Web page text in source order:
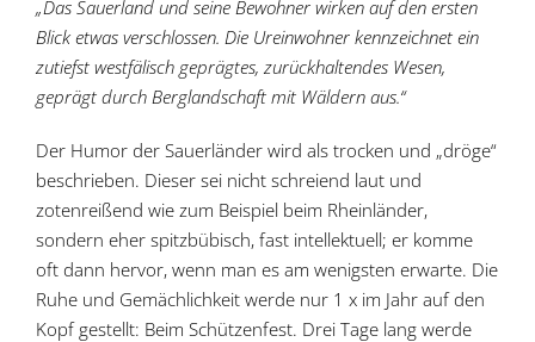
„Das Sauerland und seine Bewohner wirken auf den ersten
Blick etwas verschlossen. Die Ureinwohner kennzeichnet ein
zutiefst westfälisch geprägtes, zurückhaltendes Wesen,
geprägt durch Berglandschaft mit Wäldern aus.“
Der Humor der Sauerländer wird als trocken und „dröge“
beschrieben. Dieser sei nicht schreiend laut und
zotenreißend wie zum Beispiel beim Rheinländer,
sondern eher spitzbübisch, fast intellektuell; er komme
oft dann hervor, wenn man es am wenigsten erwarte. Die
Ruhe und Gemächlichkeit werde nur 1 x im Jahr auf den
Kopf gestellt: Beim Schützenfest. Drei Tage lang werde